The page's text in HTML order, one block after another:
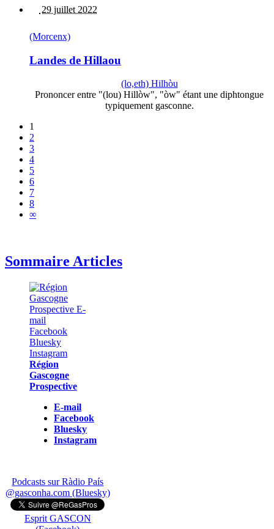
29 juillet 2022
(Morcenx)
Landes de Hillaou
(lo,eth) Hilhòu
Prononcer entre "(lou) Hillòw", "òw" étant une diphtongue
typiquement gasconne.
1
2
3
4
5
6
7
8
∞
Sommaire Articles
Région
Gascogne
Prospective
E-mail
Facebook
Bluesky
Instagram
Podcasts sur Ràdio País
@gasconha.com (Bluesky)
Esprit GASCON